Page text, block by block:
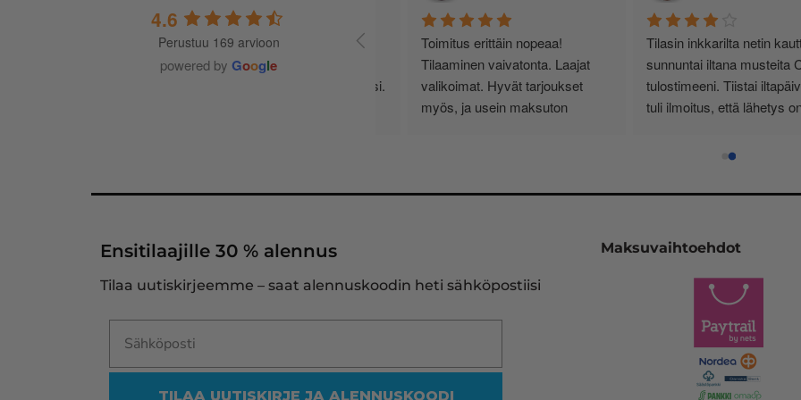
4.6
Perustuu 169 arvioon
powered by Google
Asiallisen tuntuinen kauppa, ei
turhia härpäkkeitä, vaan sitä
mitä nimi lupaa! Täältä haen
jatkossa. Ps. Hinnat kohillaan.
Minulla yksityishenkilönä
tulostimen käyttö on vähäistä.
Yksi kasetti riittää noin
Vähän kauhulla ajattelen
edelleen oikean ja tulostimeeni
heidän sivujensa kautta uuden
vastaavan. Tulostinmerkkien
sekä kasettien runsaus on
viidakko, missä en halua rämpiä.
Siksi on olemassa tällekin
saralla ammattilaiset.
Ensitilaajille 30 % alennus
Tilaa uutiskirjeemme – saat alennuskoodin heti sähköpostiisi
TILAA UUTISKIRJE JA ALENNUSKOODI
Maksuvaihtoehdot